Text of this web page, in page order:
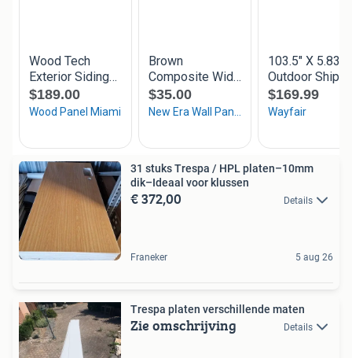
31 stuks Trespa / HPL platen–10mm
dik–Ideaal voor klussen
€ 372,00 Details
Franeker 5 aug 26
Trespa platen verschillende maten
Zie omschrijving Details